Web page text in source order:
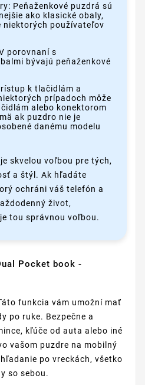
Peňaženkové puzdrá sú
ako klasické obaly,
niektorých používateľov
porovnaní s
bývajú peňaženkové
k tlačidlám a
prípadoch môže
alebo konektorom
ak puzdro nie je
danému modelu
skvelou voľbou pre tých,
a štýl. Ak hľadáte
ochráni váš telefón a
život,
tou správnou voľbou.
Pocket book -
funkcia vám umožní mať
po ruke. Bezpečne a
kľúče od auta alebo iné
vašom puzdre na mobilný
po vreckách, všetko
so sebou.